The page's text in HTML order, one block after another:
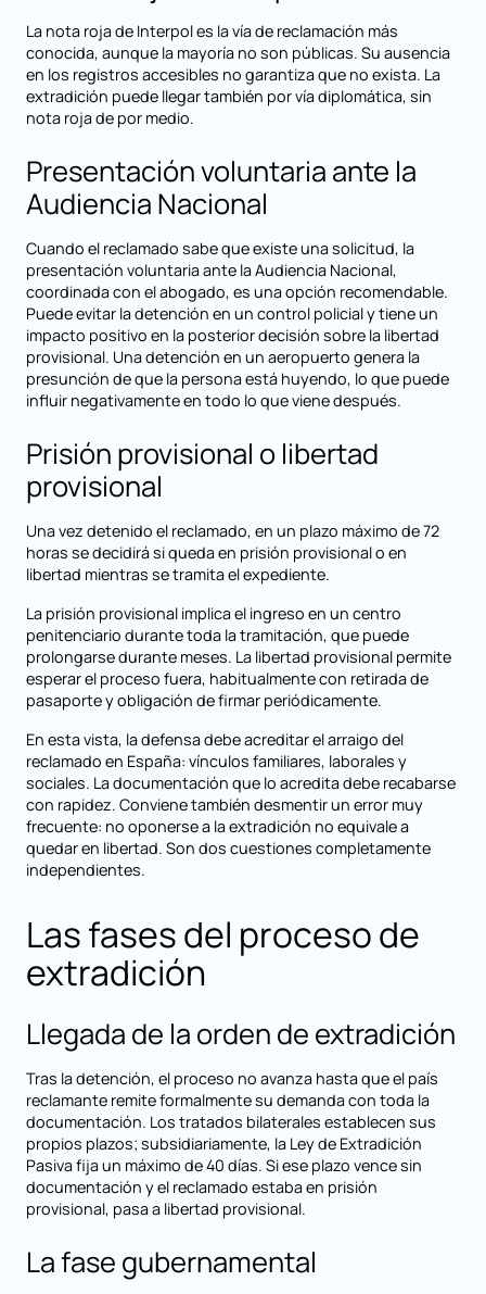
La nota roja de Interpol es la vía de reclamación más
conocida, aunque la mayoría no son públicas. Su ausencia
en los registros accesibles no garantiza que no exista. La
extradición puede llegar también por vía diplomática, sin
nota roja de por medio.
Presentación voluntaria ante la
Audiencia Nacional
Cuando el reclamado sabe que existe una solicitud, la
presentación voluntaria ante la Audiencia Nacional,
coordinada con el abogado, es una opción recomendable.
Puede evitar la detención en un control policial y tiene un
impacto positivo en la posterior decisión sobre la libertad
provisional. Una detención en un aeropuerto genera la
presunción de que la persona está huyendo, lo que puede
influir negativamente en todo lo que viene después.
Prisión provisional o libertad
provisional
Una vez detenido el reclamado, en un plazo máximo de 72
horas se decidirá si queda en prisión provisional o en
libertad mientras se tramita el expediente.
La prisión provisional implica el ingreso en un centro
penitenciario durante toda la tramitación, que puede
prolongarse durante meses. La libertad provisional permite
esperar el proceso fuera, habitualmente con retirada de
pasaporte y obligación de firmar periódicamente.
En esta vista, la defensa debe acreditar el arraigo del
reclamado en España: vínculos familiares, laborales y
sociales. La documentación que lo acredita debe recabarse
con rapidez. Conviene también desmentir un error muy
frecuente: no oponerse a la extradición no equivale a
quedar en libertad. Son dos cuestiones completamente
independientes.
Las fases del proceso de
extradición
Llegada de la orden de extradición
Tras la detención, el proceso no avanza hasta que el país
reclamante remite formalmente su demanda con toda la
documentación. Los tratados bilaterales establecen sus
propios plazos; subsidiariamente, la Ley de Extradición
Pasiva fija un máximo de 40 días. Si ese plazo vence sin
documentación y el reclamado estaba en prisión
provisional, pasa a libertad provisional.
La fase gubernamental